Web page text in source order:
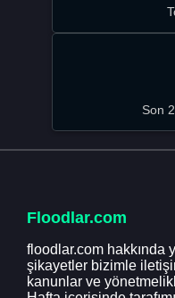
Son
Floodlar.com
floodlar.com hakkında
şikayetler bizimle
kanunlar ve